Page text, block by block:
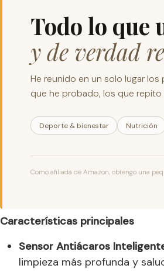
Todo lo que
y de verdad
He reunido en un solo lugar
que he probado, los que repito
Deporte & bienestar Nutrición
Como afiliada de Amazon, obtengo una
Características principales
Sensor Antiácaros
limpieza más profunda y